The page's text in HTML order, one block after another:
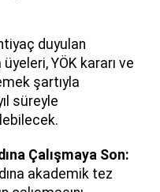
duyulan
YÖK kararı ve
şartıyla
süreyle
Çalışmaya Son:
akademik tez